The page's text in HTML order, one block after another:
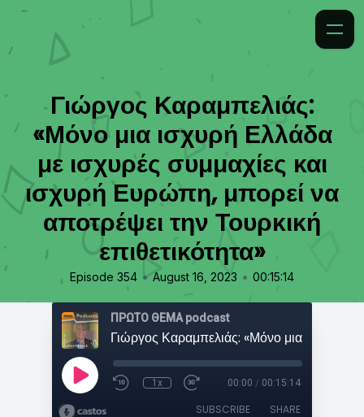
Γιώργος Καραμπελιάς:
«Μόνο μια ισχυρή Ελλάδα
με ισχυρές συμμαχίες και
ισχυρή Ευρώπη, μπορεί να
αποτρέψει την Τουρκική
επιθετικότητα»
Episode 354 • August 16, 2023 • 00:15:14
ΠΡΩΤΟ ΘΕΜΑ podcast
1x 00:00 / 00:15:14
SUBSCRIBE SHARE